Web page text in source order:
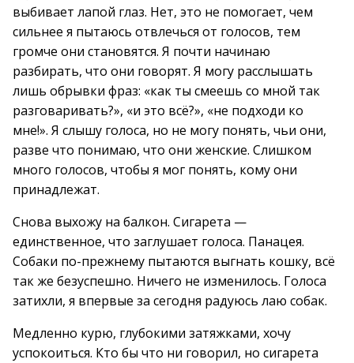
выбивает лапой глаз. Нет, это не помогает, чем
сильнее я пытаюсь отвлечься от голосов, тем
громче они становятся. Я почти начинаю
разбирать, что они говорят. Я могу расслышать
лишь обрывки фраз: «как ты смеешь со мной так
разговаривать?», «и это всё?», «не подходи ко
мне!». Я слышу голоса, но не могу понять, чьи они,
разве что понимаю, что они женские. Слишком
много голосов, чтобы я мог понять, кому они
принадлежат.
Снова выхожу на балкон. Сигарета —
единственное, что заглушает голоса. Панацея.
Собаки по-прежнему пытаются выгнать кошку, всё
так же безуспешно. Ничего не изменилось. Голоса
затихли, я впервые за сегодня радуюсь лаю собак.
Медленно курю, глубокими затяжками, хочу
успокоиться. Кто бы что ни говорил, но сигарета